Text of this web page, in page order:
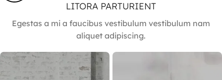
LITORA PARTURIENT
Egestas a mi a faucibus vestibulum vestibulum nam
aliquet adipiscing.